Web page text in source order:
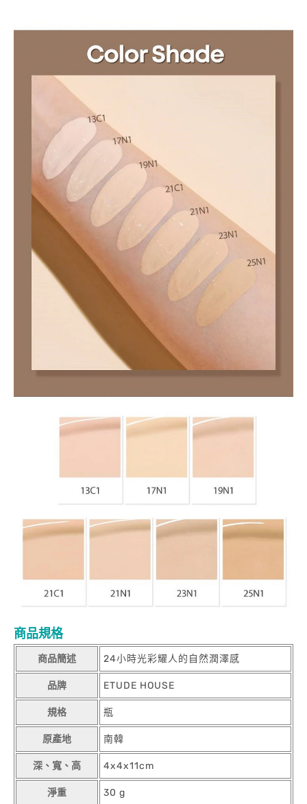
商品規格
商品簡述 24小時光彩耀人的自然潤澤感
品牌 ETUDE HOUSE
規格 瓶
原產地 南韓
深、寬、高 4x4x11cm
淨重 30 g